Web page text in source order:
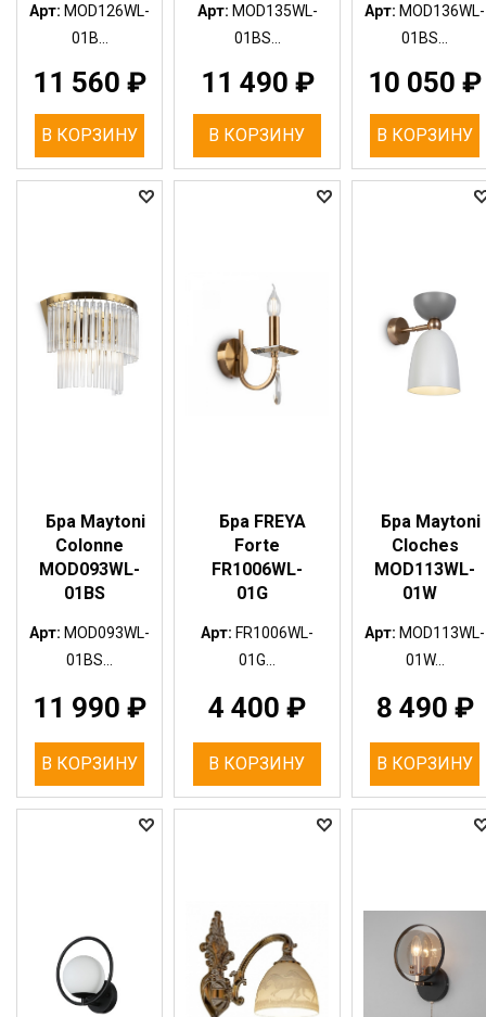
Арт: MOD126WL-
01B...
11 560 ₽
В КОРЗИНУ
Арт: MOD135WL-
01BS...
11 490 ₽
В КОРЗИНУ
Арт: MOD136WL-
01BS...
10 050 ₽
В КОРЗИНУ
Бра Maytoni
Colonne
MOD093WL-
01BS
Арт: MOD093WL-
01BS...
11 990 ₽
В КОРЗИНУ
Бра FREYA
Forte
FR1006WL-
01G
Арт: FR1006WL-
01G...
4 400 ₽
В КОРЗИНУ
Бра Maytoni
Cloches
MOD113WL-
01W
Арт: MOD113WL-
01W...
8 490 ₽
В КОРЗИНУ